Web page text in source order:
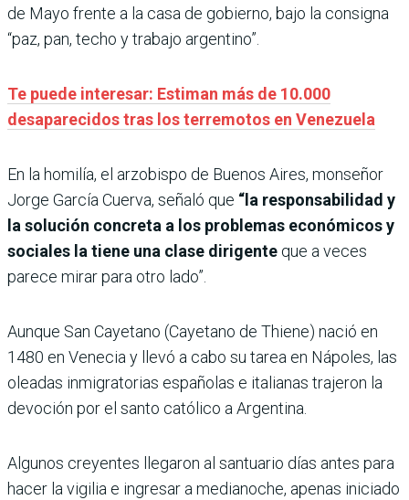
de Mayo frente a la casa de gobierno, bajo la consigna
“paz, pan, techo y trabajo argentino”.
Te puede interesar: Estiman más de 10.000
desaparecidos tras los terremotos en Venezuela
En la homilía, el arzobispo de Buenos Aires, monseñor
Jorge García Cuerva, señaló que “la responsabilidad y
la solución concreta a los problemas económicos y
sociales la tiene una clase dirigente que a veces
parece mirar para otro lado”.
Aunque San Cayetano (Cayetano de Thiene) nació en
1480 en Venecia y llevó a cabo su tarea en Nápoles, las
oleadas inmigratorias españolas e italianas trajeron la
devoción por el santo católico a Argentina.
Algunos creyentes llegaron al santuario días antes para
hacer la vigilia e ingresar a medianoche, apenas iniciado